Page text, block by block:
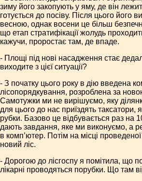
зиму його закопують у яму, де він
готується до посіву. Після цього його
весною, однак восени це більш
що етап стратифікації жолудь
кажучи, проростає там, де впаде.
- Площі під нові насадження стає
виходите з цієї ситуації?
- З початку цього року в дію введена
лісопорядкування, розроблена за
Самотужки ми не вирішуємо, яку
для цього до нас приїздять таксатори,
рубки. Базово це відбувається раз на
дають завдання, яке ми виконуємо, а
в комп’ютер. Потім на місці
новий ліс.
- Дорогою до лісгоспу я помітила, що
лікарні проводяться порубки. Що там